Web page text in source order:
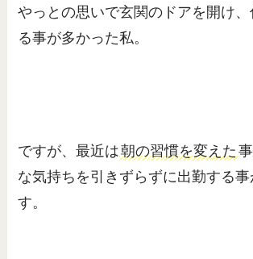
やっとの思いで玄関のドアを開け
る事が多かった私。
ですが、最近は朝の習慣を変えた
な気持ちを引きずらずに出勤する事
す。